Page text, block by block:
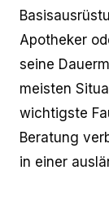
Apotheker
seine
meisten
wichtigste
Beratung
in einer